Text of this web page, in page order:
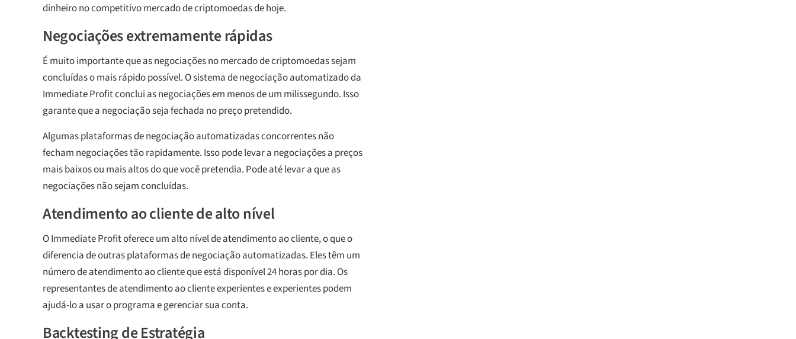
dinheiro no competitivo mercado de criptomoedas de hoje.
Negociações extremamente rápidas
É muito importante que as negociações no mercado de criptomoedas sejam
concluídas o mais rápido possível. O sistema de negociação automatizado da
Immediate Profit conclui as negociações em menos de um milissegundo. Isso
garante que a negociação seja fechada no preço pretendido.
Algumas plataformas de negociação automatizadas concorrentes não
fecham negociações tão rapidamente. Isso pode levar a negociações a preços
mais baixos ou mais altos do que você pretendia. Pode até levar a que as
negociações não sejam concluídas.
Atendimento ao cliente de alto nível
O Immediate Profit oferece um alto nível de atendimento ao cliente, o que o
diferencia de outras plataformas de negociação automatizadas. Eles têm um
número de atendimento ao cliente que está disponível 24 horas por dia. Os
representantes de atendimento ao cliente experientes e experientes podem
ajudá-lo a usar o programa e gerenciar sua conta.
Backtesting de Estratégia